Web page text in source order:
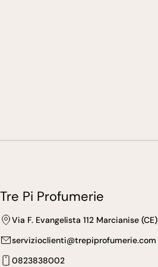
Tre Pi Profumerie
Via F. Evangelista 112 Marcianise (CE)
servizioclienti@trepiprofumerie.com
0823838002